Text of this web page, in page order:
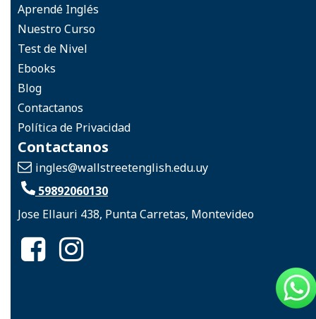
Aprendé Inglés
Nuestro Curso
Test de Nivel
Ebooks
Blog
Contactanos
Política de Privacidad
Contactanos
ingles@wallstreetenglish.edu.uy
59892060130
Jose Ellauri 438, Punta Carretas, Montevideo